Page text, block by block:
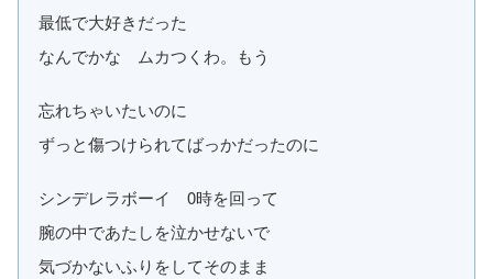
最低で大好きだった
なんでかな ムカつくわ。もう
忘れちゃいたいのに
ずっと傷つけられてばっかだったのに
シンデレラボーイ 0時を回って
腕の中であたしを泣かせないで
気づかないふりをしてそのまま